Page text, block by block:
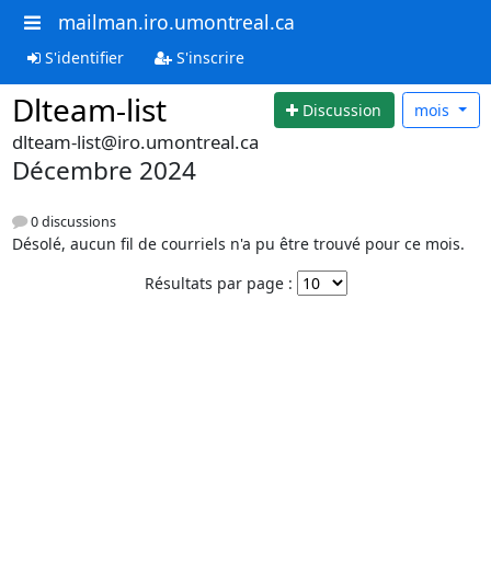
mailman.iro.umontreal.ca
S'identifier S'inscrire
Dlteam-list Discussion mois
dlteam-list@iro.umontreal.ca
Décembre 2024
0 discussions
Désolé, aucun fil de courriels n'a pu être trouvé pour ce mois.
Résultats par page :